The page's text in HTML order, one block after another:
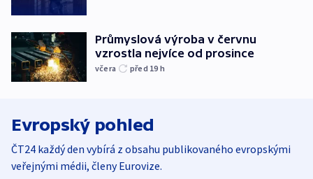
Průmyslová výroba v červnu
vzrostla nejvíce od prosince
včera před 19 h
Evropský pohled
ČT24 každý den vybírá z obsahu publikovaného evropskými
veřejnými médii, členy Eurovize.